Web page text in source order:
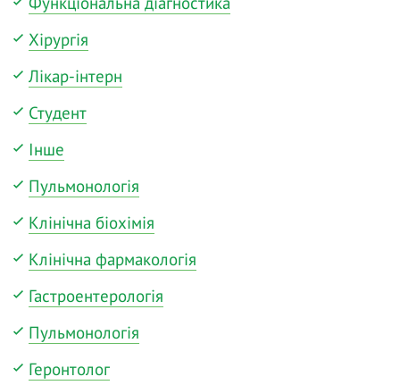
Хірургія
Лікар-інтерн
Студент
Інше
Пульмонологія
Клінічна біохімія
Клінічна фармакологія
Гастроентерологія
Пульмонологія
Геронтолог